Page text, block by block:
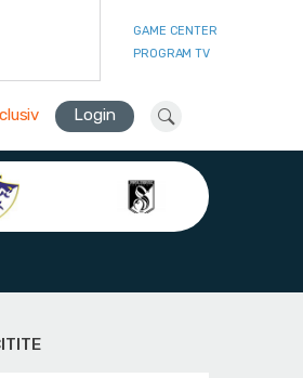
GAME CENTER
PROGRAM TV
Login